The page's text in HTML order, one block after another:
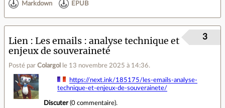
Markdown EPUB
Lien
Les emails : analyse technique et
enjeux de souveraineté
Posté par Colargol le 13 novembre 2025 à 14:36.
3
https://next.ink/185175/les-emails-analyse-
technique-et-enjeux-de-souverainete/
Discuter(0 commentaire).